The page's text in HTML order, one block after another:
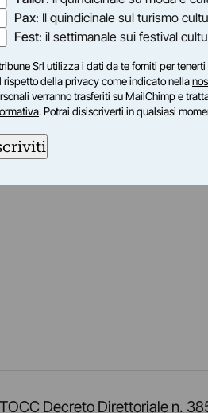
su Twitch
su Rss
Decreto Direttoriale n.
Pax: Il quindicinale sul turismo
Fest: il settimanale sui festival
Srl utilizza i dati da te forniti per
rispetto della privacy come indicato nella
verranno trasferiti su MailChimp e
. Potrai disiscriverti in qualsiasi